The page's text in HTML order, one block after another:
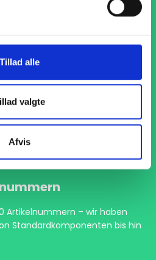
Tillad alle
valgte
Afvis
Ihre Waren pünktlich zu
ohne Unterbrechungen
Artikelnummern – wir haben
Standardkomponenten bis hin